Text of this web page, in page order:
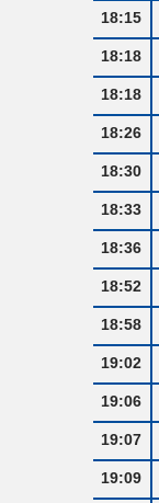
18:15
18:18
18:18
18:26
18:30
18:33
18:36
18:52
18:58
19:02
19:06
19:07
19:09